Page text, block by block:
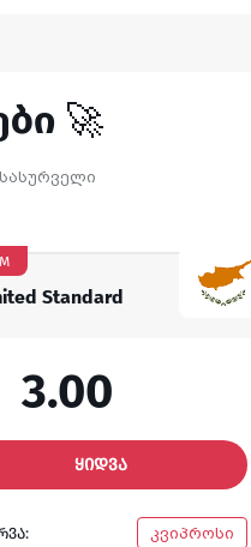
🚀
Standard
3.00
ᲧᲘᲓᲕᲐ
კვიპროსი